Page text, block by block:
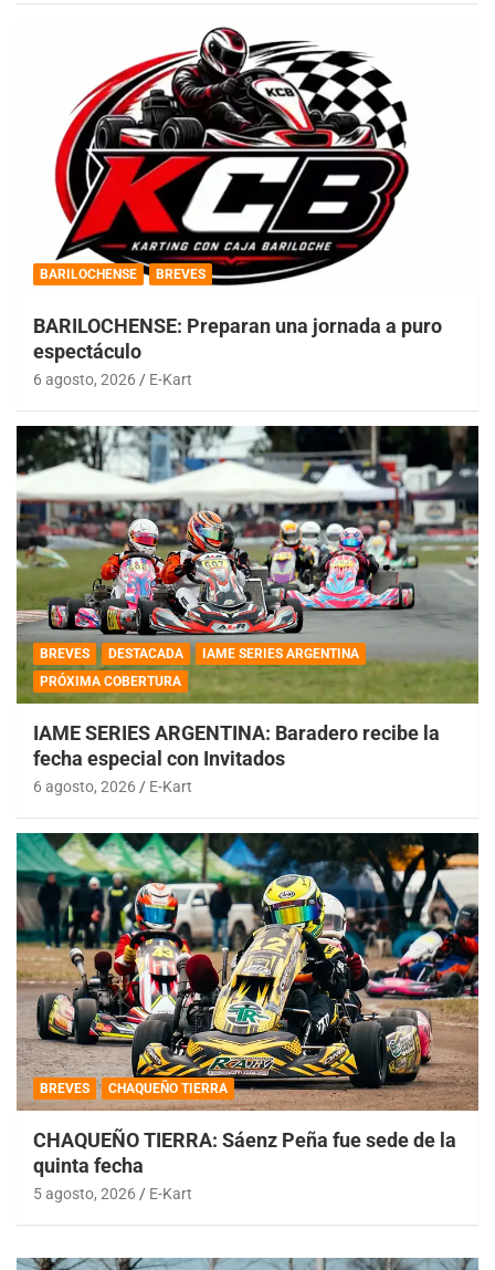
BARILOCHENSE BREVES
BARILOCHENSE: Preparan una jornada a puro
espectáculo
6 agosto, 2026 E-Kart
BREVES DESTACADA
IAME SERIES ARGENTINA
PRÓXIMA COBERTURA
IAME SERIES ARGENTINA: Baradero recibe la
fecha especial con Invitados
6 agosto, 2026 E-Kart
BREVES CHAQUEÑO TIERRA
CHAQUEÑO TIERRA: Sáenz Peña fue sede de la
quinta fecha
5 agosto, 2026 E-Kart